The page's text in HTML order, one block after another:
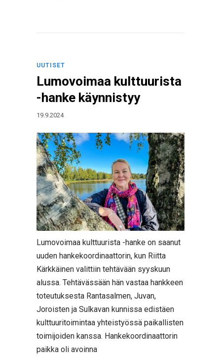
UUTISET
Lumovoimaa kulttuurista
-hanke käynnistyy
19.9.2024
Lumovoimaa kulttuurista -hanke on saanut
uuden hankekoordinaattorin, kun Riitta
Kärkkäinen valittiin tehtävään syyskuun
alussa. Tehtävässään hän vastaa hankkeen
toteutuksesta Rantasalmen, Juvan,
Joroisten ja Sulkavan kunnissa edistäen
kulttuuritoimintaa yhteistyössä paikallisten
toimijoiden kanssa. Hankekoordinaattorin
paikka oli avoinna